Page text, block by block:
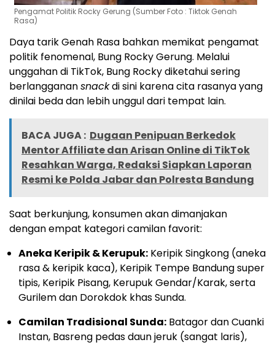
Pengamat Politik Rocky Gerung (Sumber Foto : Tiktok Genah
Rasa)
Daya tarik Genah Rasa bahkan memikat pengamat
politik fenomenal, Bung Rocky Gerung. Melalui
unggahan di TikTok, Bung Rocky diketahui sering
berlangganansnackdi sini karena cita rasanya yang
dinilai beda dan lebih unggul dari tempat lain.
BACA JUGA : Dugaan Penipuan Berkedok
Mentor Affiliate dan Arisan Online di TikTok
Resahkan Warga, Redaksi Siapkan Laporan
Resmi ke Polda Jabar dan Polresta Bandung
Saat berkunjung, konsumen akan dimanjakan
dengan empat kategori camilan favorit:
Aneka Keripik & Kerupuk: Keripik Singkong (aneka
rasa & keripik kaca), Keripik Tempe Bandung super
tipis, Keripik Pisang, Kerupuk Gendar/Karak, serta
Gurilem dan Dorokdok khas Sunda.
Camilan Tradisional Sunda: Batagor dan Cuanki
Instan, Basreng pedas daun jeruk (sangat laris),